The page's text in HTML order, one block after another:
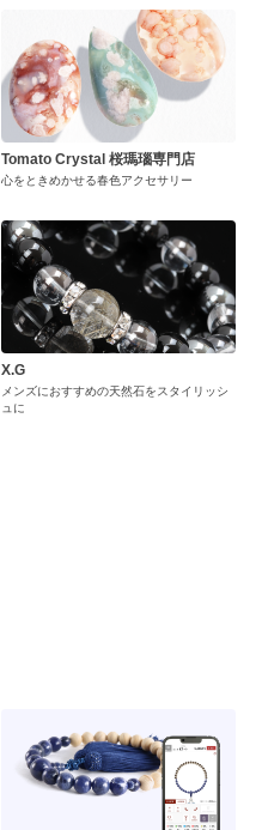
Tomato Crystal 桜瑪瑙専門店
心をときめかせる春色アクセサリー
X.G
メンズにおすすめの天然石をスタイリッシ
ュに